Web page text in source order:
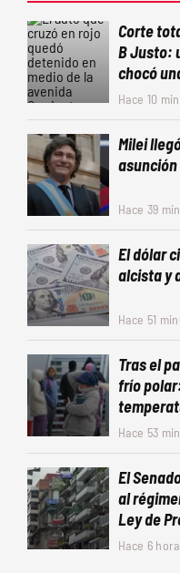
Corte
B Justo:
chocó
Hace 10
Milei
Hace 39
El dólar
alcista y
Hace 51
Tras el
frío
Hace 53
El
al
Ley de
Hace 6